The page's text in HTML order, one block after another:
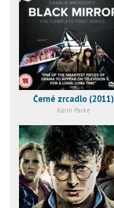
Černé zrcadlo (2011)
Karin Parke